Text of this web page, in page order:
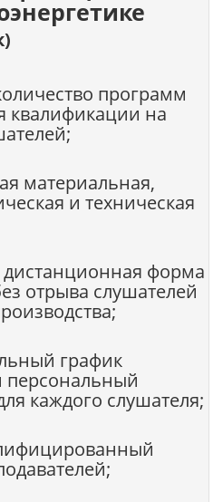
программ
на
материальная,
и техническая
форма
отрыва слушателей
график
персональный
каждого слушателя;